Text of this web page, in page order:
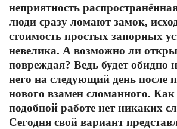
неприятность
люди сразу ломают замок,
стоимость простых запорных
невелика. А возможно ли
повреждая? Ведь будет обидно
него на следующий день после
нового взамен сломанного. Как
подобной работе нет никаких
Сегодня свой вариант